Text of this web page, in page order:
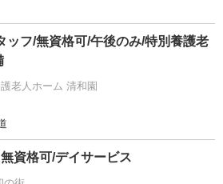
ッフ/無資格可/午後のみ/特別養護老
老人ホーム 清和園
資格可/デイサービス